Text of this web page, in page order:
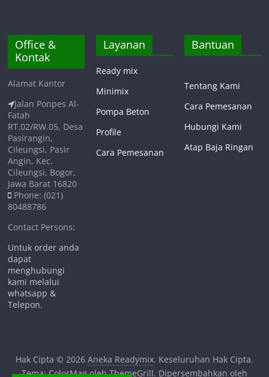
Office &
Kontak
Alamat Kantor
Jalan Ponpes Al-
Fatah
RT.02/RW.05, Desa
Pasirangin,
Cileungsi, Pasir
Angin, Kec.
Cileungsi, Bogor,
Jawa Barat 16820
Phone: (021)
80488786
Contact Persons:
Untuk order anda
dapat
menghubungi
kami melalui
whatsapp &
Telepon.
Layanan
Ready mix
Minimix
Pompa Beton
Profile
Cara Pemesanan
Bantuan
Tentang Kami
Cara Pemesanan
Hubungi Kami
Atap Baja Ringan
Hak Cipta © 2026 Aneka Readymix. Keseluruhan Hak Cipta.
Tema:ColorMagoleh ThemeGrill. Dipersembahkan oleh